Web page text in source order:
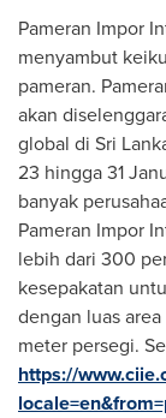
Pameran Impor
menyambut
pameran.
akan
global di Sri
23 hingga 31
banyak
Pameran Impor
lebih dari 300
kesepakatan
dengan luas
meter persegi.
https://